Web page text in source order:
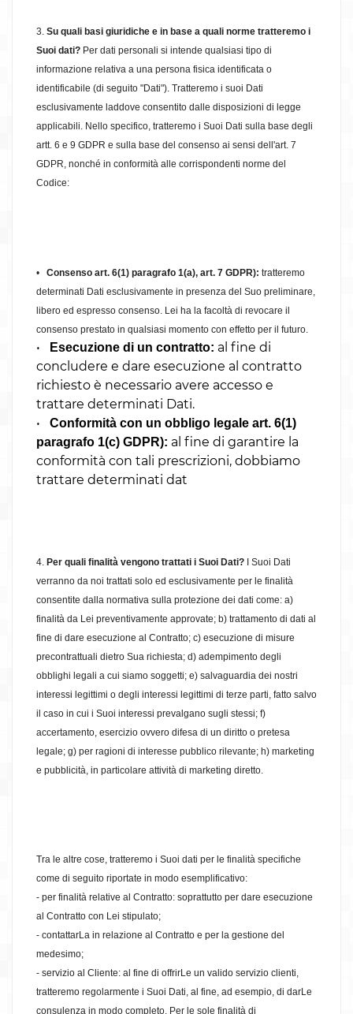
3. Su quali basi giuridiche e in base a quali norme tratteremo i
Suoi dati? Per dati personali si intende qualsiasi tipo di
informazione relativa a una persona fisica identificata o
identificabile (di seguito "Dati"). Tratteremo i suoi Dati
esclusivamente laddove consentito dalle disposizioni di legge
applicabili. Nello specifico, tratteremo i Suoi Dati sulla base degli
artt. 6 e 9 GDPR e sulla base del consenso ai sensi dell'art. 7
GDPR, nonché in conformità alle corrispondenti norme del
Codice:
• Consenso art. 6(1) paragrafo 1(a), art. 7 GDPR): tratteremo
determinati Dati esclusivamente in presenza del Suo preliminare,
libero ed espresso consenso. Lei ha la facoltà di revocare il
consenso prestato in qualsiasi momento con effetto per il futuro.
• Esecuzione di un contratto: al fine di
concludere e dare esecuzione al contratto
richiesto è necessario avere accesso e
trattare determinati Dati.
• Conformità con un obbligo legale art. 6(1)
paragrafo 1(c) GDPR): al fine di garantire la
conformità con tali prescrizioni, dobbiamo
trattare determinati dat
4. Per quali finalità vengono trattati i Suoi Dati? I Suoi Dati
verranno da noi trattati solo ed esclusivamente per le finalità
consentite dalla normativa sulla protezione dei dati come: a)
finalità da Lei preventivamente approvate; b) trattamento di dati al
fine di dare esecuzione al Contratto; c) esecuzione di misure
precontrattuali dietro Sua richiesta; d) adempimento degli
obblighi legali a cui siamo soggetti; e) salvaguardia dei nostri
interessi legittimi o degli interessi legittimi di terze parti, fatto salvo
il caso in cui i Suoi interessi prevalgano sugli stessi; f)
accertamento, esercizio ovvero difesa di un diritto o pretesa
legale; g) per ragioni di interesse pubblico rilevante; h) marketing
e pubblicità, in particolare attività di marketing diretto.
Tra le altre cose, tratteremo i Suoi dati per le finalità specifiche
come di seguito riportate in modo esemplificativo:
- per finalità relative al Contratto: soprattutto per dare esecuzione
al Contratto con Lei stipulato;
- contattarLa in relazione al Contratto e per la gestione del
medesimo;
- servizio al Cliente: al fine di offrirLe un valido servizio clienti,
tratteremo regolarmente i Suoi Dati, al fine, ad esempio, di darLe
consulenza in modo completo. Per le sole finalità di